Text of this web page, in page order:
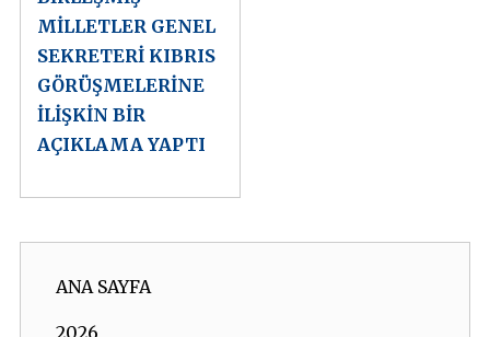
MİLLETLER GENEL
SEKRETERİ KIBRIS
GÖRÜŞMELERİNE
İLİŞKİN BİR
AÇIKLAMA YAPTI
ANA SAYFA